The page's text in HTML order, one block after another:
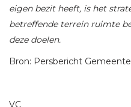
eigen bezit heeft, is het
betreffende terrein ruimte
deze doelen.
Bron: Persbericht
VC